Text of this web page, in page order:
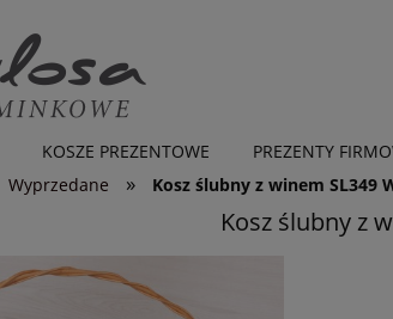
KOSZE PREZENTOWE PREZENTY
Wyprzedane » Kosz ślubny z winem SL349
Kosz ślubny z